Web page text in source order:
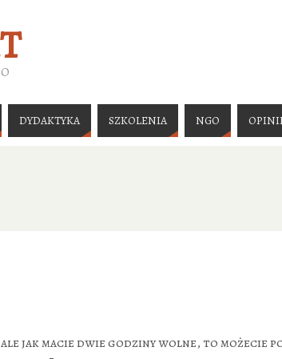
DYDAKTYKA SZKOLENIA NGO
jak macie dwie godziny wolne, to możecie